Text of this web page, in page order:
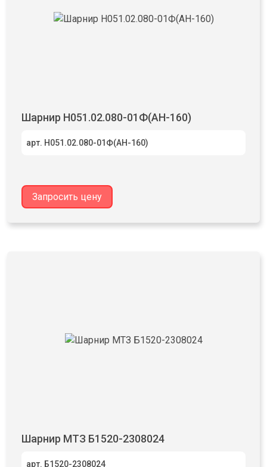
Шарнир Н051.02.080-01Ф(АН-160)
арт. Н051.02.080-01Ф(АН-160)
Запросить цену
Шарнир МТЗ Б1520-2308024
арт. Б1520-2308024